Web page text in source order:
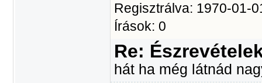
Regisztrálva: 1970-01-
Írások: 0
Re:
hát ha még látnád